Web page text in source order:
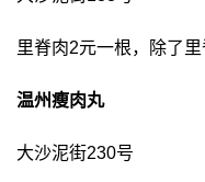
里脊肉2元一根，除了
温州瘦肉丸
大沙泥街230号